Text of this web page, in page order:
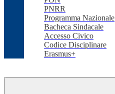
PNRR
Programma Nazionale
Bacheca Sindacale
Accesso Civico
Codice Disciplinare
Erasmus+